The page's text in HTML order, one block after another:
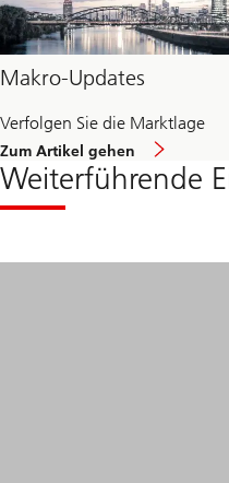
Makro-Updates
Verfolgen Sie die Marktlage
Zum Artikel gehen
Makro-
Weiterführende